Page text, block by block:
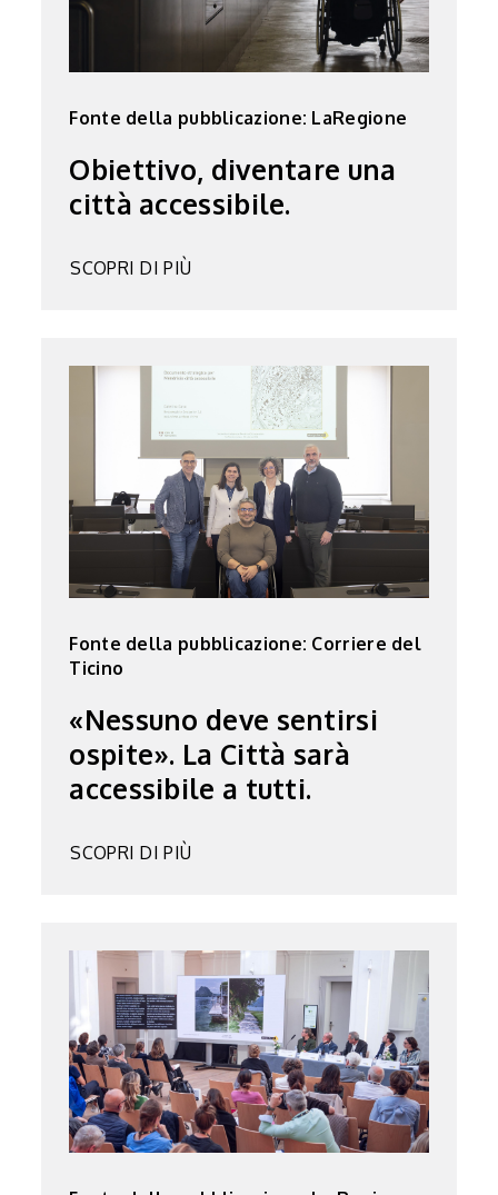
Fonte della pubblicazione: LaRegione
Obiettivo, diventare una
città accessibile.
SCOPRI DI PIÙ
Fonte della pubblicazione: Corriere del
Ticino
«Nessuno deve sentirsi
ospite». La Città sarà
accessibile a tutti.
SCOPRI DI PIÙ